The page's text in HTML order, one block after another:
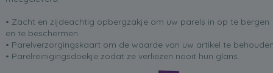
• Zacht en zijdeachtig opbergzakje om uw parels in op te bergen
en te beschermen
• Parelverzorgingskaart om de waarde van uw artikel te
• Parelreinigingsdoekje zodat ze verliezen nooit hun glans.